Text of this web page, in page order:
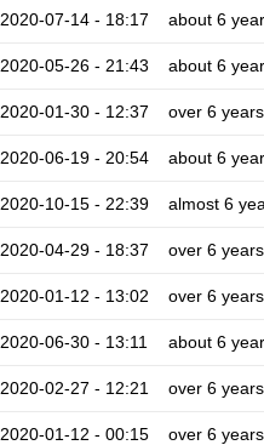
2020-07-14 - 18:17 about 6
2020-05-26 - 21:43 about 6
2020-01-30 - 12:37 over 6 years
2020-06-19 - 20:54 about 6
2020-10-15 - 22:39 almost 6
2020-04-29 - 18:37 over 6 years
2020-01-12 - 13:02 over 6 years
2020-06-30 - 13:11 about 6
2020-02-27 - 12:21 over 6 years
2020-01-12 - 00:15 over 6 years